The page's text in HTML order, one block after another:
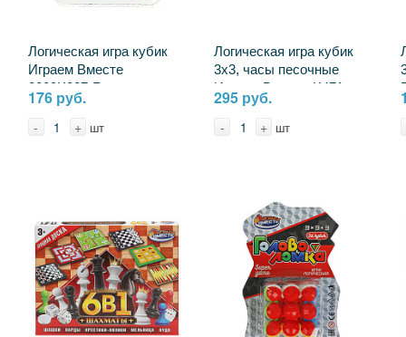
Логическая игра кубик
Играем Вместе
2009K327-R
176 руб.
- + шт
Логическая игра кубик
3х3, часы песочные
Играем Вместе K471-
H24097-R
295 руб.
- + шт